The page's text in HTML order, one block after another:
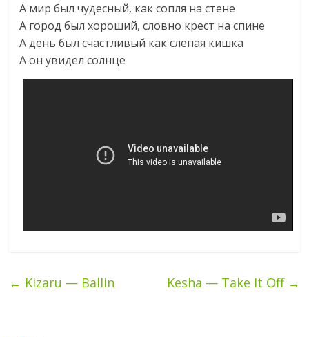
А мир был чудесный, как сопля на стене
А город был хороший, словно крест на спине
А день был счастливый как слепая кишка
А он увидел солнце
← Kizaru — Ballin Kesha — Take It Off →